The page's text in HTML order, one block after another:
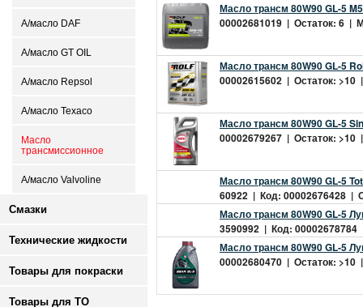
А/масло DAF
А/масло GT OIL
А/масло Repsol
А/масло Texaco
Масло
трансмиссионное
А/масло Valvoline
Смазки
Технические жидкости
Товары для покраски
Товары для ТО
Масло трансм 80W90 GL-5
00002681019 | Остаток: 6 |
Масло трансм 80W90 GL-5
00002615602 | Остаток: >10
Масло трансм 80W90 GL-5
00002679267 | Остаток: >10
Масло трансм 80W90 GL-5
60922 | Код: 00002676428 |
Масло трансм 80W90 GL-5
3590992 | Код:
Масло трансм 80W90 GL-5
00002680470 | Остаток: >10